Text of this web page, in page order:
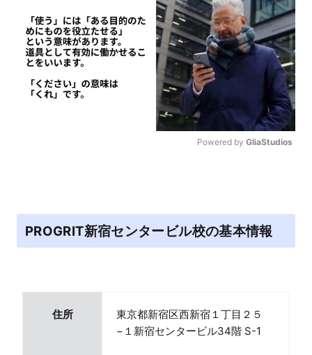
Powered by GliaStudios
PROGRIT新宿センタービル校の基本情報
住所
東京都新宿区西新宿１丁目２５
−１新宿センタービル34階 S-1